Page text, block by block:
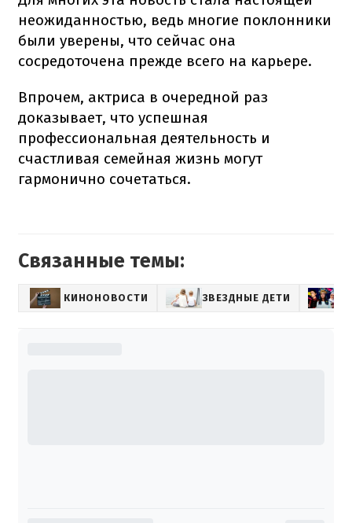
неожиданностью, ведь многие поклонники
были уверены, что сейчас она
сосредоточена прежде всего на карьере.
Впрочем, актриса в очередной раз
доказывает, что успешная
профессиональная деятельность и
счастливая семейная жизнь могут
гармонично сочетаться.
Связанные темы:
КИНОНОВОСТИ ЗВЕЗДНЫЕ ДЕТИ